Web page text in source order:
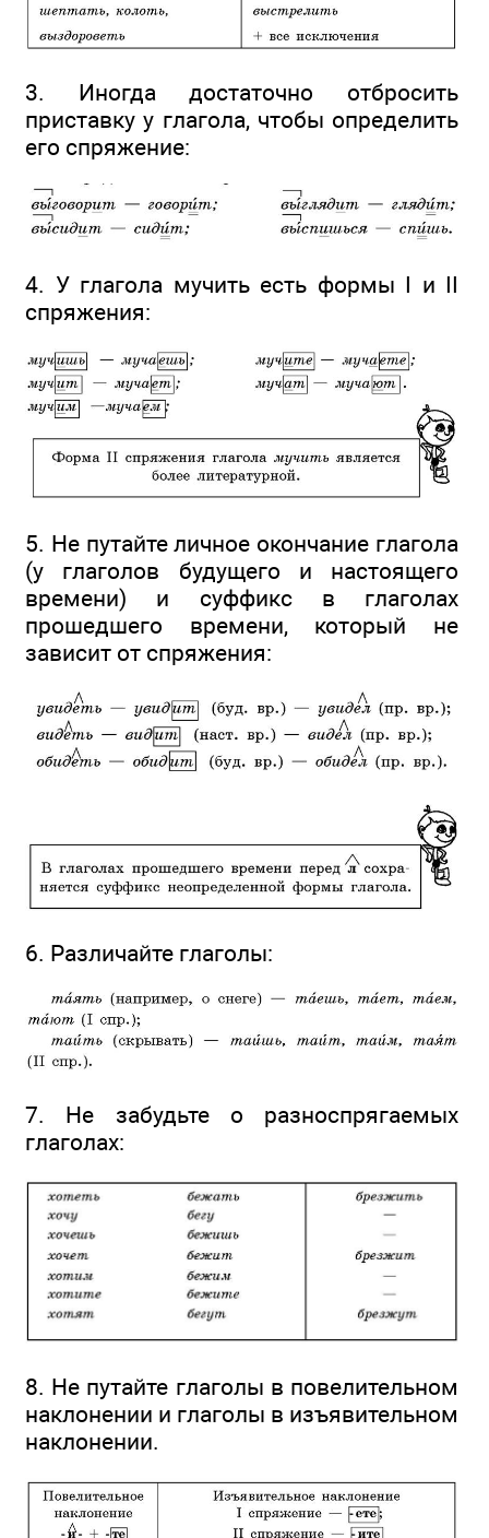
3. Иногда достаточно отбросить
приставку у глагола, чтобы определить
его спряжение:
4. У глагола мучить есть формы I и II
спряжения:
5. Не путайте личное окончание глагола
(у глаголов будущего и настоящего
времени) и суффикс в глаголах
прошедшего времени, который не
зависит от спряжения:
6. Различайте глаголы:
7. Не забудьте о разноспрягаемых
глаголах:
8. Не путайте глаголы в повелительном
наклонении и глаголы в изъявительном
наклонении.